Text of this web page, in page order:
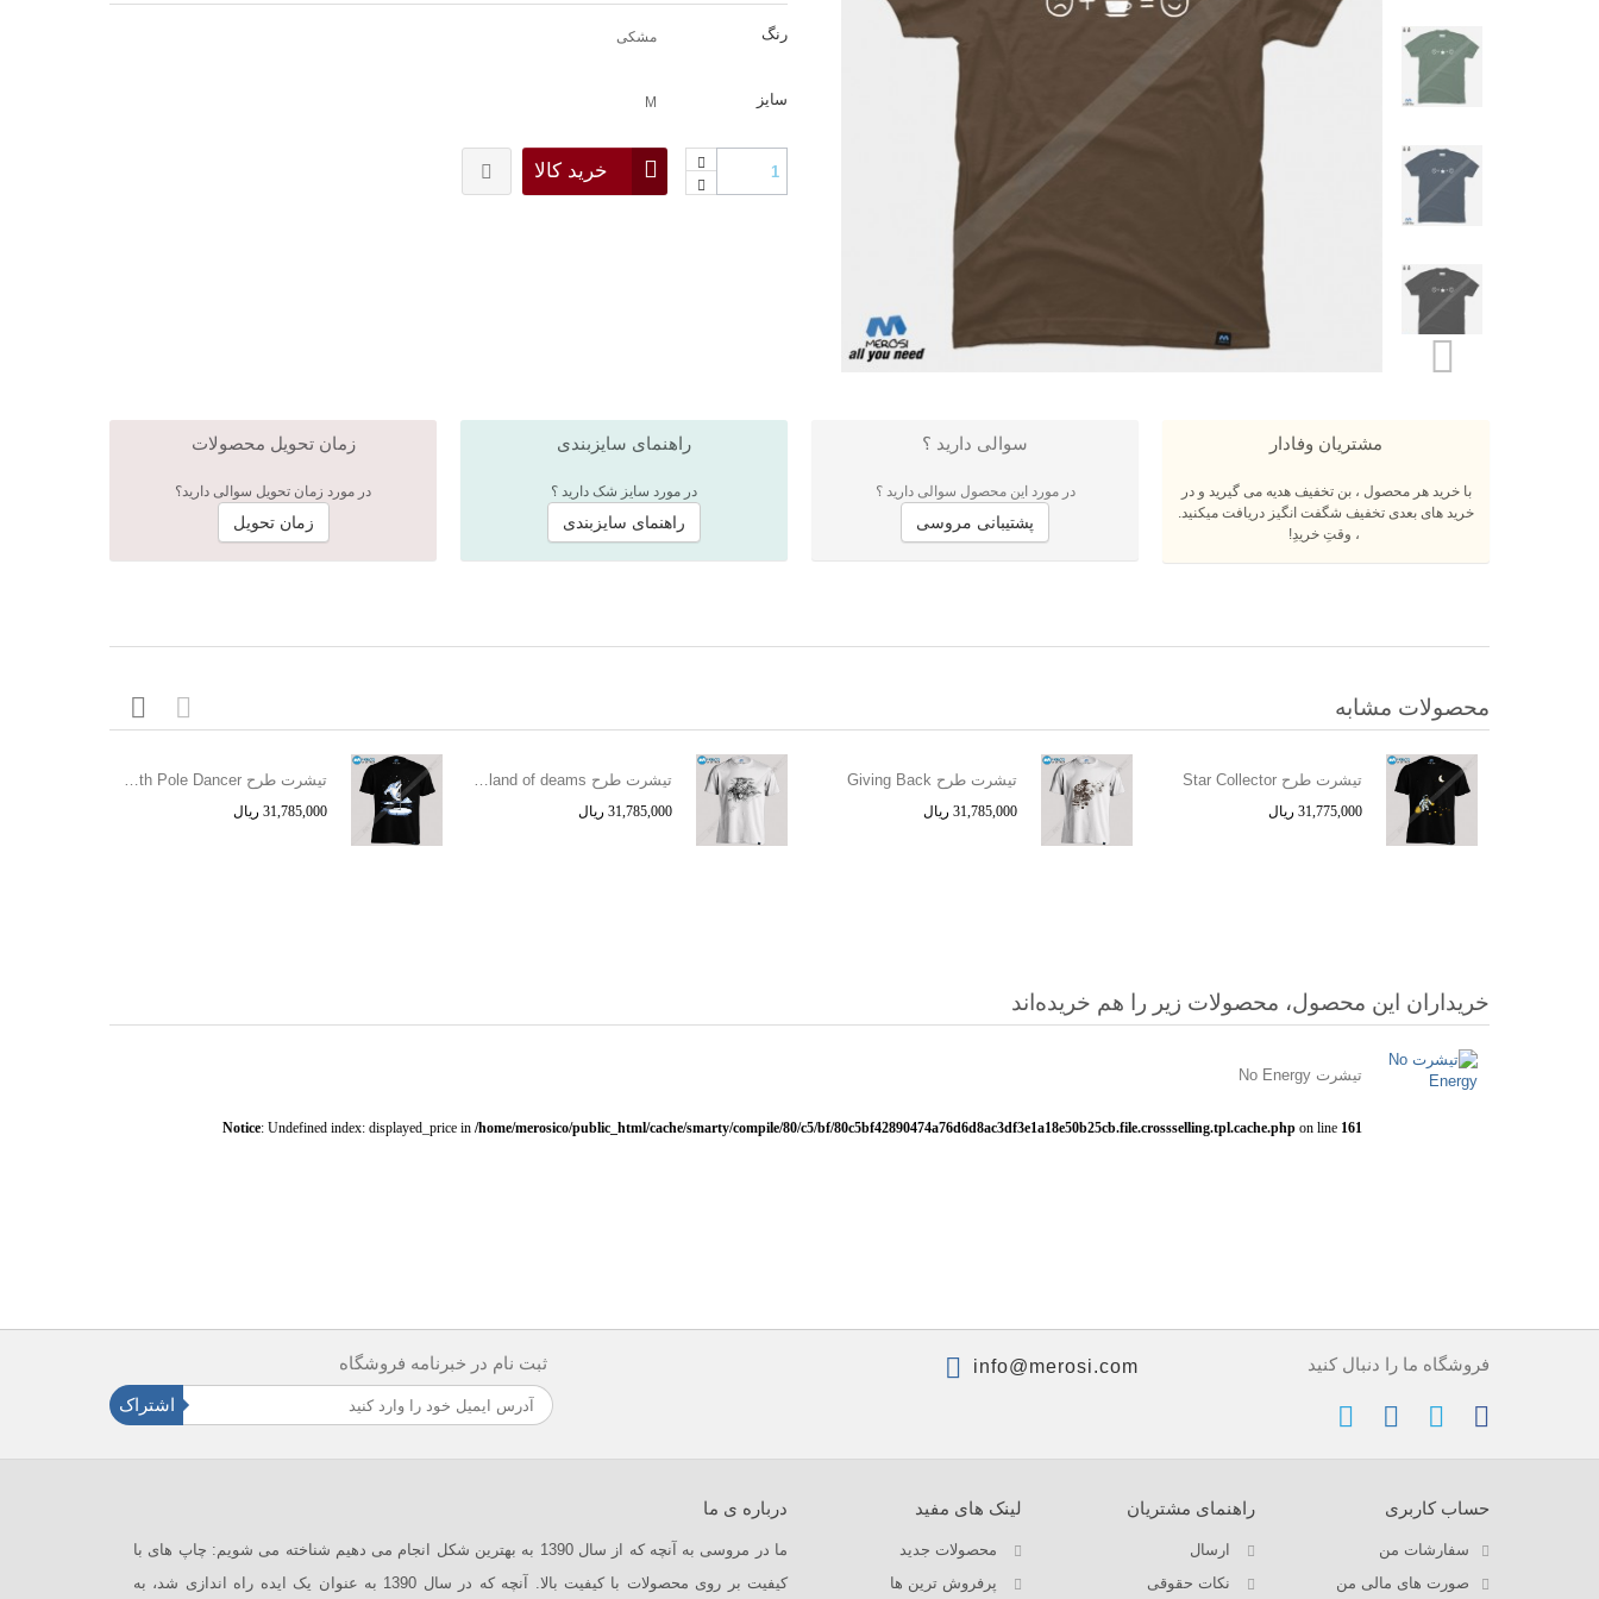
رنگ مشکی
سایز M
خرید کالا
مشتریان وفادار
با خرید هر محصول ، بن تخفیف هدیه می گیرید و در
خرید های بعدی تخفیف شگفت انگیز دریافت میکنید.
، وقتِ خریدِ!
سوالی دارید ؟
در مورد این محصول سوالی دارید ؟
پشتیبانی مروسی
راهنمای سایزبندی
در مورد سایز شک دارید ؟
راهنمای سایزبندی
زمان تحویل محصولات
در مورد زمان تحویل سوالی دارید؟
زمان تحویل
محصولات مشابه
تیشرت طرح Star Collector
31,775,000 ریال
تیشرت طرح Giving Back
31,785,000 ریال
تیشرت طرح Samothrace - the island of deams.
31,785,000 ریال
تیشرت طرح North Pole Dancer
31,785,000 ریال
خریداران این محصول، محصولات زیر را هم خریده‌اند
تیشرت No Energy
Notice: Undefined index: displayed_price in/home/merosico/public_html/cache/smarty/compile/80/c5/bf/80c5bf42890474a76d6d8ac3df3e1a18e50b25cb.file.crossselling.tpl.cache.php on line 161
فروشگاه ما را دنبال کنید info@merosi.com ثبت نام در خبرنامه فروشگاه
اشتراک
حساب کاربری
سفارشات من
صورت های مالی من
راهنمای مشتریان
ارسال
نکات حقوقی
لینک های مفید
محصولات جدید
پرفروش ترین‌ ها
درباره ی ما
ما در مروسی به آنچه که از سال 1390 به بهترین شکل انجام می دهیم شناخته می شویم: چاپ های با
کیفیت بر روی محصولات با کیفیت بالا. آنچه که در سال 1390 به عنوان یک ایده راه اندازی شد، به